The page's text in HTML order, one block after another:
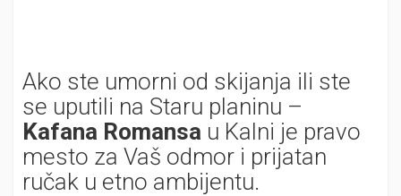
Ako ste umorni od skijanja ili ste
se uputili na Staru planinu –
Kafana Romansa u Kalni je pravo
mesto za Vaš odmor i prijatan
ručak u etno ambijentu.